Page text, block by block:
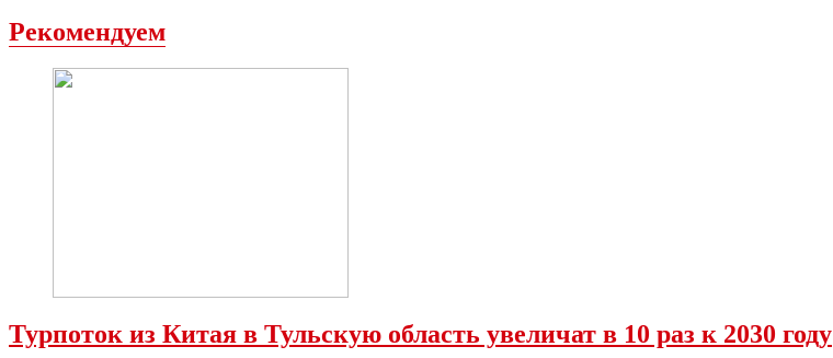
Рекомендуем
Турпоток из Китая в Тульскую область увеличат в 10 раз к 2030 году